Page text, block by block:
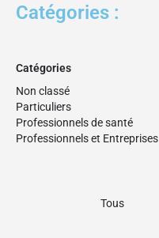
Catégories :
Catégories
Non classé
Particuliers
Professionnels de santé
Professionnels et Entreprises
Tous